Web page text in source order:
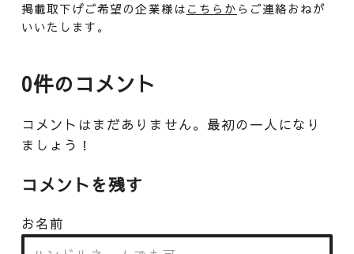
掲載取下げご希望の企業様は こちらか らご連絡おねが
いいたします。
0件のコメント
コメントはまだありません。最初の一人になり
ましょう！
コメントを残す
お名前